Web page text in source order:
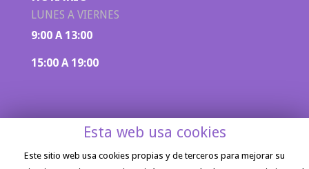
LUNES A VIERNES
9:00 A 13:00
15:00 A 19:00
Esta web usa cookies
Este sitio web usa cookies propias y de terceros para mejorar su